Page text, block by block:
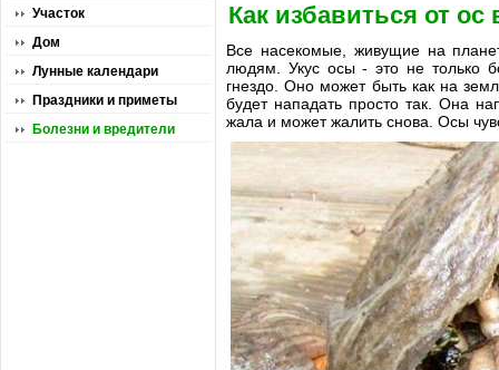
Участок
Дом
Лунные календари
Праздники и приметы
Болезни и вредители
Как избавиться от ос
Все насекомые, живущие на
людям. Укус осы - это не только
гнездо. Оно может быть как на
будет нападать просто так. Она
жала и может жалить снова. Осы